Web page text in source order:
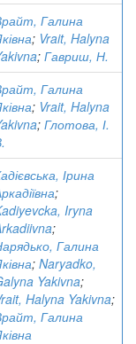
Галина
; Vrait, Halyna
; Гавриш, Н.
Галина
; Vrait, Halyna
; Глотова, І.
Ірина
;
Iryna
;
Галина
; Naryadko,
Yakivna;
Halyna Yakivna;
Галина